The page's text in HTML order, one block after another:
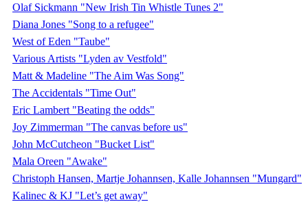
Olaf Sickmann "New Irish Tin Whistle Tunes 2"
Diana Jones "Song to a refugee"
West of Eden "Taube"
Various Artists "Lyden av Vestfold"
Matt & Madeline "The Aim Was Song"
The Accidentals "Time Out"
Eric Lambert "Beating the odds"
Joy Zimmerman "The canvas before us"
John McCutcheon "Bucket List"
Mala Oreen "Awake"
Christoph Hansen, Martje Johannsen, Kalle Johannsen "Mungard"
Kalinec & KJ "Let’s get away"